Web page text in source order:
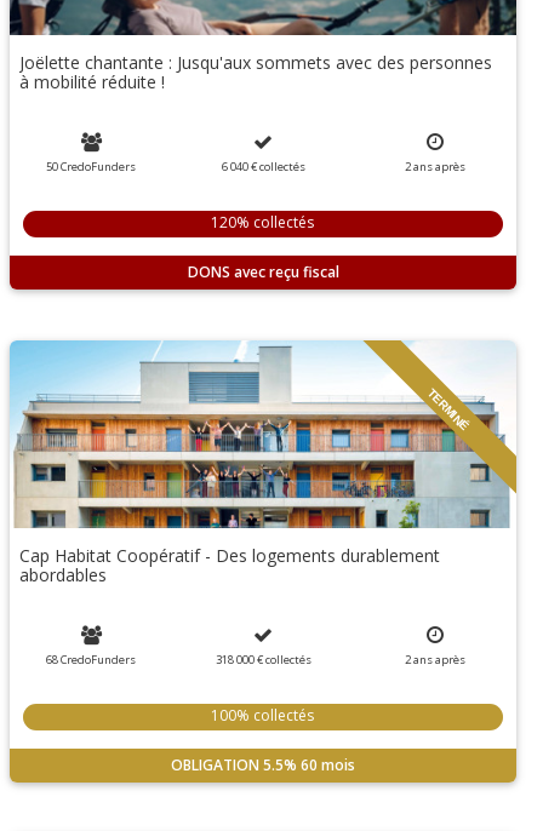
Joëlette chantante : Jusqu'aux sommets avec des personnes
à mobilité réduite !
50 CredoFunders 6 040 €collectés 2ansaprès
120% collectés
DONS
TERMINÉ
Cap Habitat Coopératif - Des logements durablement
abordables
68 CredoFunders 318 000 €collectés 2ansaprès
100% collectés
OBLIGATION 5.5% 60 mois